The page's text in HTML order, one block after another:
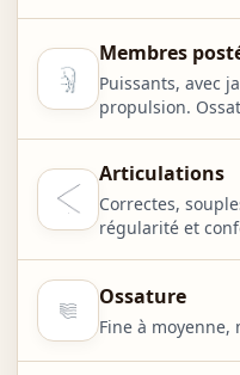
Membres
Puissants, avec
propulsion.
Articulations
Correctes,
régularité et
Ossature
Fine à moyenne,